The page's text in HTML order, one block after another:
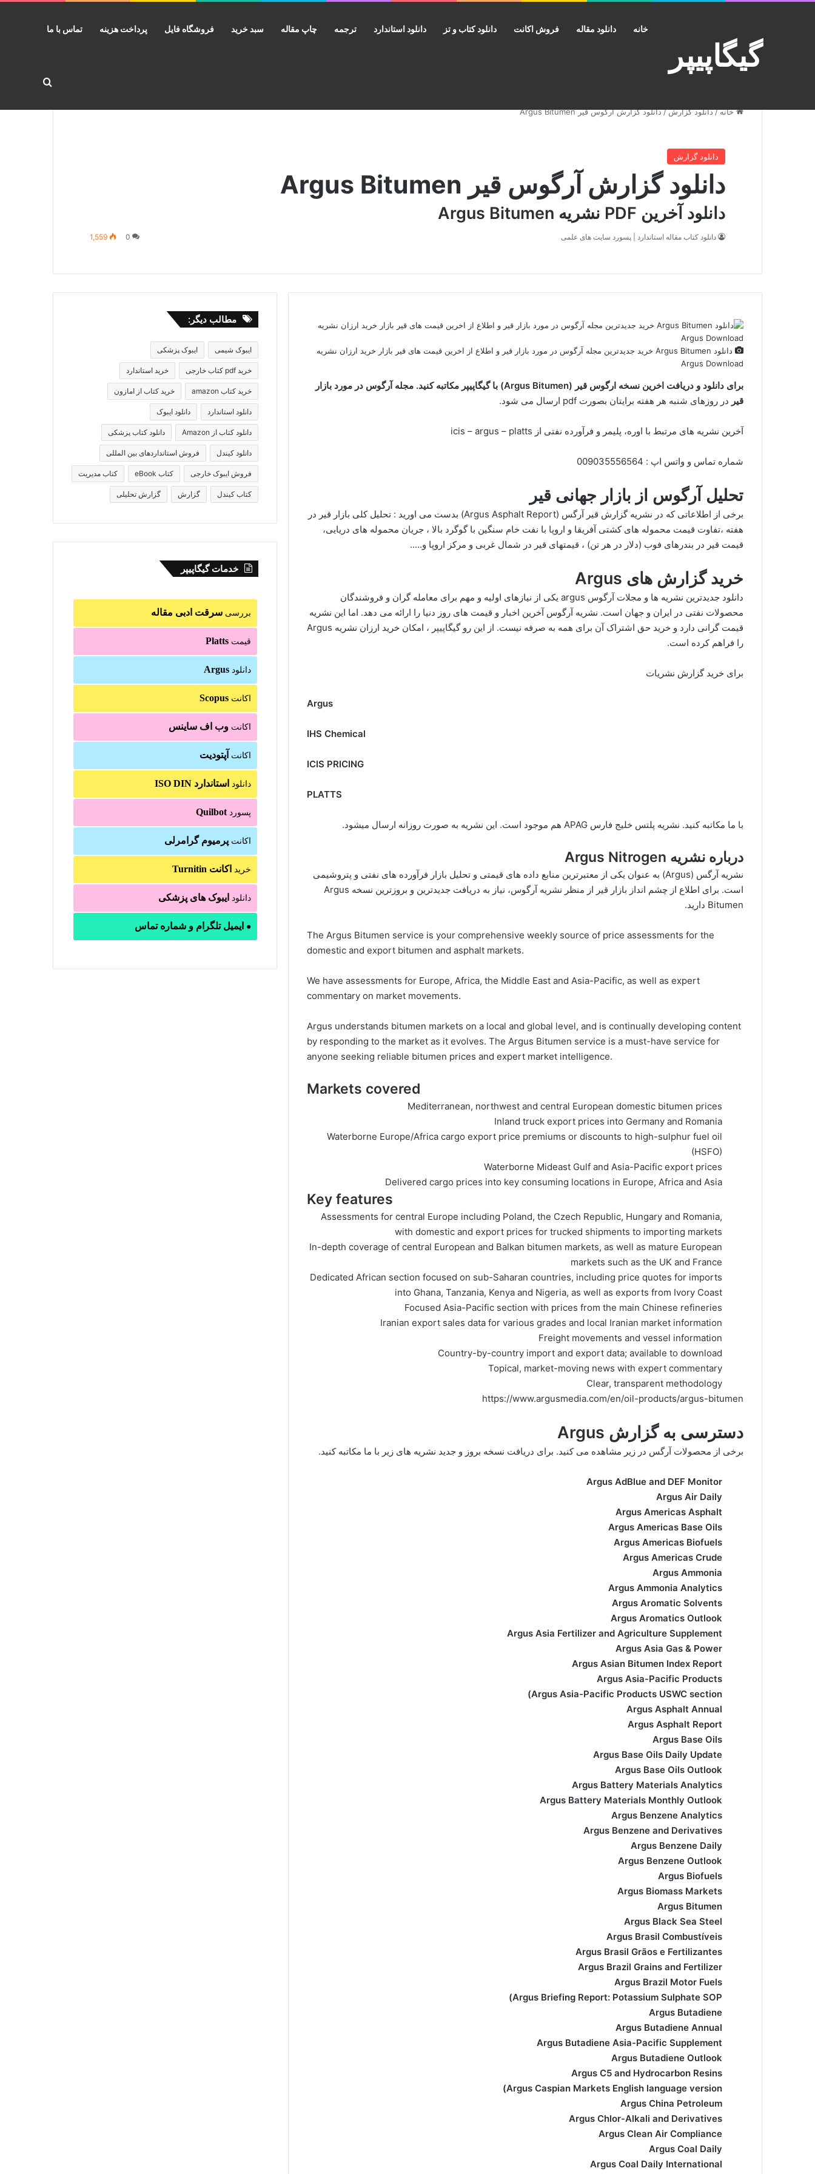
گیگاپیپر
خانه دانلود مقاله فروش اکانت دانلود کتاب و تز دانلود استاندارد ترجمه چاپ مقاله سبد خرید فروشگاه فایل پرداخت هزینه تماس با ما
جستجو
خانه/دانلود گزارش/دانلود گزارش آرگوس قیر Argus Bitumen
دانلود گزارش
دانلود گزارش آرگوس قیر Argus Bitumen
دانلود آخرین PDF نشریه Argus Bitumen
دانلود کتاب مقاله استاندارد | پسورد سایت های علمی 0
1,559
دانلود Argus Bitumen خرید جدیدترین مجله آرگوس در مورد بازار قیر و اطلاع از اخرین قیمت های قیر بازار خرید ارزان نشریه
Argus Download
برای دانلود و دریافت اخرین نسخه ارگوس قیر (Argus Bitumen) با گیگاپیپر مکاتبه کنید.
مجله آرگوس در مورد بازار
قیر در روزهای شنبه هر هفته برایتان بصورت pdf ارسال می شود.
آخرین نشریه های مرتبط با اوره، پلیمر و فرآورده نفتی از icis – argus – platts
شماره تماس و واتس اپ : 009035556564
تحلیل آرگوس از بازار جهانی قیر
برخی از اطلاعاتی که در نشریه گزارش قیر آرگس (Argus Asphalt Report) بدست می اورید : تحلیل کلی بازار قیر در
هفته ،تفاوت قیمت محموله های کشتی آفریقا و اروپا با نفت خام سنگین با گوگرد بالا ، جریان محموله های دریایی،
قیمت قیر در بندرهای فوب (دلار در هر تن) ، قیمتهای قیر در شمال غربی و مرکز اروپا و…..
خرید گزارش های Argus
دانلود جدیدترین نشریه ها و مجلات آرگوس argus یکی از نیازهای اولیه و مهم برای معامله گران و فروشندگان
محصولات نفتی در ایران و جهان است. نشریه آرگوس آخرین اخبار و قیمت های روز دنیا را ارائه می دهد. اما این نشریه
قیمت گرانی دارد و خرید حق اشتراک آن برای همه به صرفه نیست. از این رو گیگاپیپر ، امکان خرید ارزان نشریه Argus
را فراهم کرده است.
برای خرید گزارش نشریات
Argus
IHS Chemical
ICIS PRICING
PLATTS
با ما مکاتبه کنید. نشریه پلتس خلیج فارس
درباره نشریه Argus Nitrogen
نشریه آرگس (Argus) به عنوان یکی از معتبرترین منابع داده های قیمتی و تحلیل بازار فرآورده های نفتی و پتروشیمی
است. برای اطلاع از چشم انداز بازار قیر از منظر نشریه آرگوس، نیاز به دریافت جدیدترین و بروزترین نسخه Argus
Bitumen دارید.
The Argus Bitumen service is your comprehensive weekly source of price assessments for the
domestic and export bitumen and asphalt markets.
We have assessments for Europe, Africa, the Middle East and Asia-Pacific, as well as expert
commentary on market movements.
Argus understands bitumen markets on a local and global level, and is continually developing content
by responding to the market as it evolves. The Argus Bitumen service is a must-have service for
anyone seeking reliable bitumen prices and expert market intelligence.
Markets covered
Mediterranean, northwest and central European domestic bitumen prices
Inland truck export prices into Germany and Romania
Waterborne Europe/Africa cargo export price premiums or discounts to high-sulphur fuel oil
(HSFO)
Waterborne Mideast Gulf and Asia-Pacific export prices
Delivered cargo prices into key consuming locations in Europe, Africa and Asia
Key features
Assessments for central Europe including Poland, the Czech Republic, Hungary and Romania,
with domestic and export prices for trucked shipments to importing markets
In-depth coverage of central European and Balkan bitumen markets, as well as mature European
markets such as the UK and France
Dedicated African section focused on sub-Saharan countries, including price quotes for imports
into Ghana, Tanzania, Kenya and Nigeria, as well as exports from Ivory Coast
Focused Asia-Pacific section with prices from the main Chinese refineries
Iranian export sales data for various grades and local Iranian market information
Freight movements and vessel information
Country-by-country import and export data; available to download
Topical, market-moving news with expert commentary
Clear, transparent methodology
https://www.argusmedia.com/en/oil-products/argus-bitumen
دسترسی به گزارش Argus
برخی از محصولات آرگس در زیر مشاهده می کنید. برای دریافت نسخه بروز و جدید نشریه های زیر با ما مکاتبه کنید.
Argus AdBlue and DEF Monitor
Argus Air Daily
Argus Americas Asphalt
Argus Americas Base Oils
Argus Americas Biofuels
Argus Americas Crude
Argus Ammonia
Argus Ammonia Analytics
Argus Aromatic Solvents
Argus Aromatics Outlook
Argus Asia Fertilizer and Agriculture Supplement
Argus Asia Gas & Power
Argus Asian Bitumen Index Report
Argus Asia-Pacific Products
Argus Asia-Pacific Products USWC section)
Argus Asphalt Annual
Argus Asphalt Report
Argus Base Oils
Argus Base Oils Daily Update
Argus Base Oils Outlook
Argus Battery Materials Analytics
Argus Battery Materials Monthly Outlook
Argus Benzene Analytics
Argus Benzene and Derivatives
Argus Benzene Daily
Argus Benzene Outlook
Argus Biofuels
Argus Biomass Markets
Argus Bitumen
Argus Black Sea Steel
Argus Brasil Combustíveis
Argus Brasil Grãos e Fertilizantes
Argus Brazil Grains and Fertilizer
Argus Brazil Motor Fuels
Argus Briefing Report: Potassium Sulphate SOP)
Argus Butadiene
Argus Butadiene Annual
Argus Butadiene Asia-Pacific Supplement
Argus Butadiene Outlook
Argus C5 and Hydrocarbon Resins
Argus Caspian Markets English language version)
Argus China Petroleum
Argus Chlor-Alkali and Derivatives
Argus Clean Air Compliance
Argus Coal Daily
Argus Coal Daily International
مطالب دیگر:
ایبوک شیمی ایبوک پزشکی
خرید pdf کتاب خارجی خرید استاندارد
خرید کتاب amazon خرید کتاب از امازون
دانلود استاندارد دانلود ایبوک
دانلود کتاب از Amazon دانلود کتاب پزشکی
دانلود کیندل فروش استانداردهای بین المللی
فروش ایبوک خارجی کتاب eBook کتاب مدیریت
کتاب کیندل گزارش گزارش تحلیلی
خدمات گیگاپیپر
بررسیسرقت ادبی مقاله
قیمتPlatts
دانلودArgus
اکانتScopus
اکانتوب اف ساینس
اکانت آپتودیت
دانلود استاندارد ISO DIN
پسوردQuilbot
اکانتپرمیوم گرامرلی
خرید اکانت Turnitin
دانلود ایبوک های پزشکی
● ایمیل تلگرام و شماره تماس